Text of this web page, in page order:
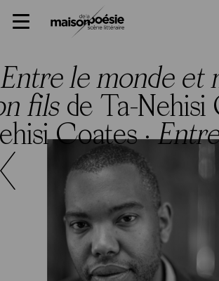
Panneau de gestion des cookies
to
littéraire
Primary
Entre le monde
fils de Ta-Nehisi
Coates ·